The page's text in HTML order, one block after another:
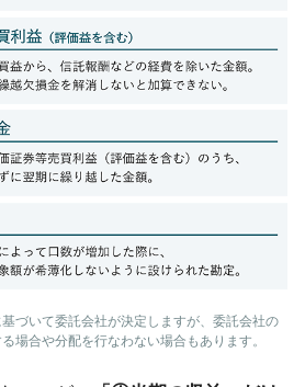
づいて委託会社が決定しますが、委託会社の
場合や分配を行なわない場合もあります。